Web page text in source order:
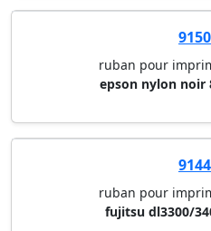
ruban pour
epson nylon noir
ruban pour
fujitsu dl3300/